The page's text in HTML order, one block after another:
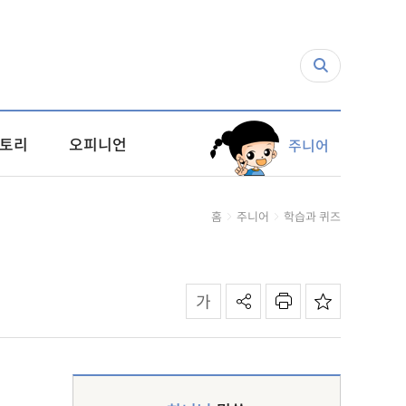
리 오피니언 주니어
홈 주니어 학습과 퀴즈